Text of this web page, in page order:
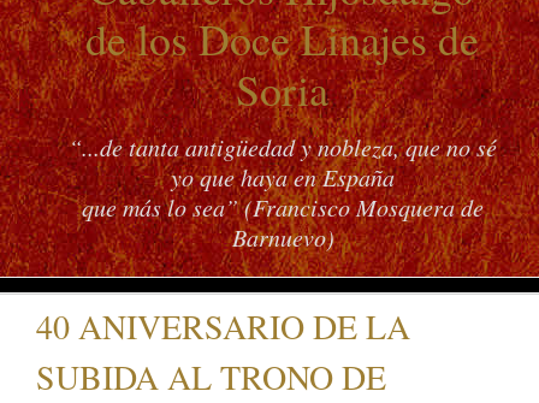
de los Doce Linajes de
Soria
“...de tanta antigüedad y nobleza, que no sé
yo que haya en España
que más lo sea” (Francisco Mosquera de
Barnuevo)
40 ANIVERSARIO DE LA
SUBIDA AL TRONO DE